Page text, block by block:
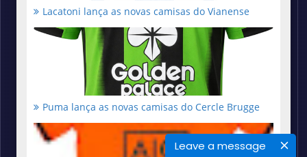
Leave a message
Lacatoni lança as novas camisas do Vianense
Puma lança as novas camisas do Cercle Brugge